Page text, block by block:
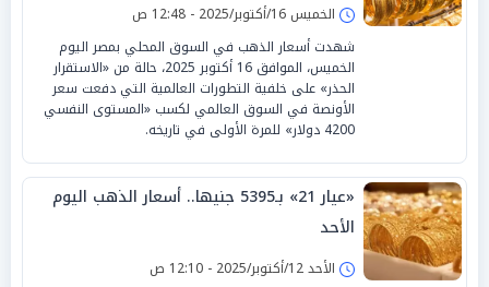
الخميس 16/أكتوبر/2025 - 12:48 ص
شهدت أسعار الذهب في السوق المحلي بمصر اليوم
الخميس، الموافق 16 أكتوبر 2025، حالة من «الاستقرار
الحذر» على خلفية التطورات العالمية التي دفعت سعر
الأونصة في السوق العالمي لكسب «المستوى النفسي
4200 دولار» للمرة الأولى في تاريخه.
«عيار 21» بـ5395 جنيها.. أسعار الذهب اليوم
الأحد
الأحد 12/أكتوبر/2025 - 12:10 ص